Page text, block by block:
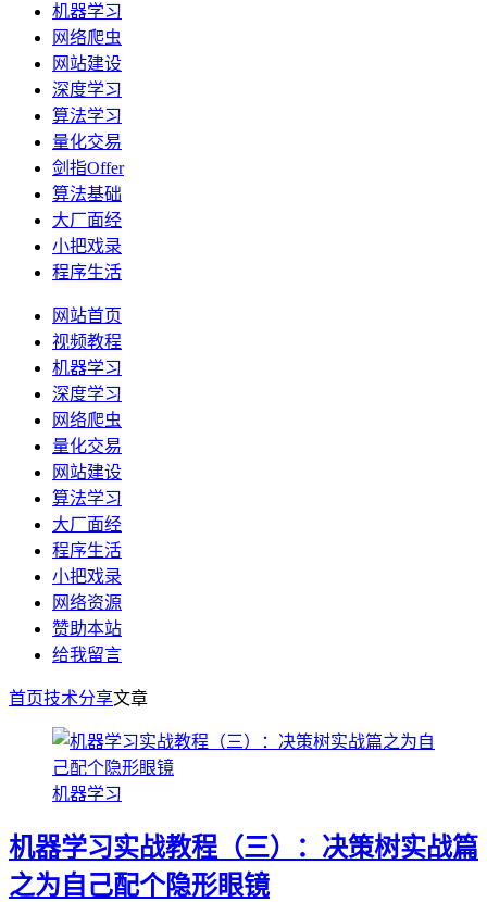
机器学习
网络爬虫
网站建设
深度学习
算法学习
量化交易
剑指Offer
算法基础
大厂面经
小把戏录
程序生活
网站首页
视频教程
机器学习
深度学习
网络爬虫
量化交易
网站建设
算法学习
大厂面经
程序生活
小把戏录
网络资源
赞助本站
给我留言
首页技术分享文章
机器学习
机器学习实战教程（三）：决策树实战篇
之为自己配个隐形眼镜